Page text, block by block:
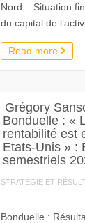
Nord – Situation
du capital de
Read more
Grégory
Bonduelle : «
rentabilité est
Etats-Unis » :
semestriels
STRATEGIE ET
Bonduelle :